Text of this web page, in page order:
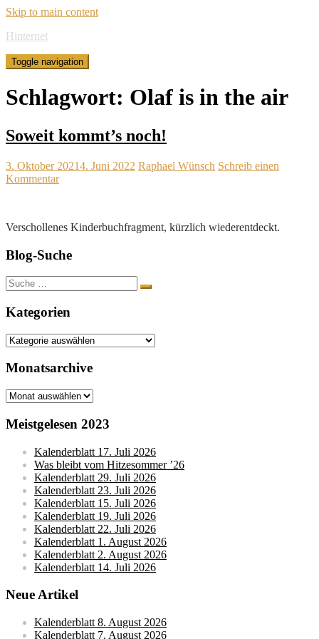
Skip to main content
Hinternet
Toggle navigation
Schlagwort: Olaf is in the air
Soweit kommt’s noch!
3. Oktober 20214. Juni 2022 Raphael Wünsch Schreib einen
Kommentar
Verschollenes Kinderbuchfragment, kürzlich wiederentdeckt.
Blog-Suche
Suche
nach:
Kategorien
Kategorien
Monatsarchive
Monatsarchive
Meistgelesen 2023
Kalenderblatt 17. Juli 2026
Was bleibt vom Hitzesommer ’26
Kalenderblatt 29. Juli 2026
Kalenderblatt 23. Juli 2026
Kalenderblatt 15. Juli 2026
Kalenderblatt 19. Juli 2026
Kalenderblatt 22. Juli 2026
Kalenderblatt 1. August 2026
Kalenderblatt 2. August 2026
Kalenderblatt 14. Juli 2026
Neue Artikel
Kalenderblatt 8. August 2026
Kalenderblatt 7. August 2026